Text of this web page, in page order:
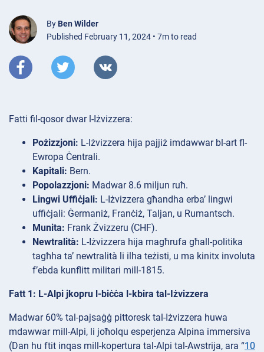
By Ben Wilder
Published February 11, 2024 • 7m to read
Fatti fil-qosor dwar l-Iżvizzera:
Pożizzjoni: L-Iżvizzera hija pajjiż imdawwar bl-art fl-
Ewropa Ċentrali.
Kapitali: Bern.
Popolazzjoni: Madwar 8.6 miljun ruħ.
Lingwi Uffiċjali: L-Iżvizzera għandha erba’ lingwi
uffiċjali: Ġermaniż, Franċiż, Taljan, u Rumantsch.
Munita: Frank Żvizzeru (CHF).
Newtralità: L-Iżvizzera hija magħrufa għall-politika
tagħha ta’ newtralità li ilha teżisti, u ma kinitx involuta
f’ebda kunflitt militari mill-1815.
Fatt 1: L-Alpi jkopru l-biċċa l-kbira tal-Iżvizzera
Madwar 60% tal-pajsaġġ pittoresk tal-Iżvizzera huwa
mdawwar mill-Alpi, li joħolqu esperjenza Alpina immersiva
(Dan hu ftit inqas mill-kopertura tal-Alpi tal-Awstrija, ara “10